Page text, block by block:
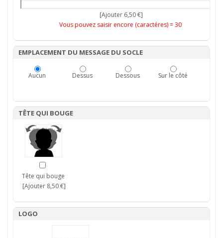
[Ajouter 6,50 €]
Vous pouvez saisir encore (caractéres) =30
EMPLACEMENT DU MESSAGE DU SOCLE
Aucun Dessus Dessous Sur le côté
TÊTE QUI BOUGE
Tête qui bouge
[Ajouter 8,50 €]
LOGO